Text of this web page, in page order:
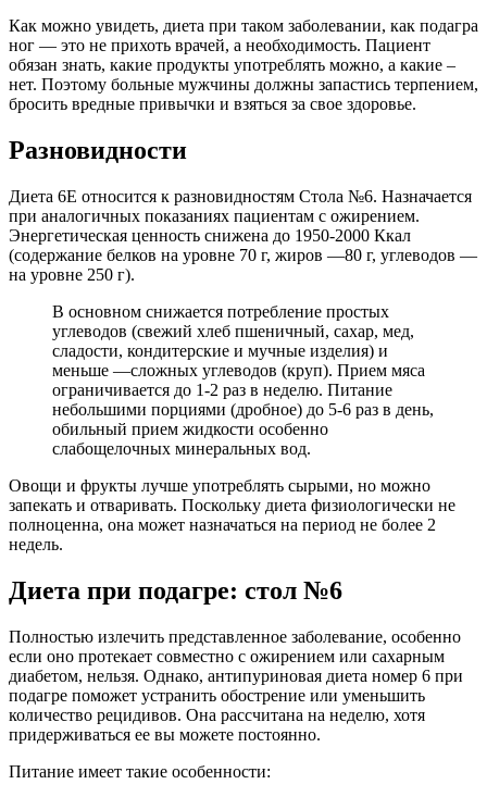
Как можно увидеть, диета при таком заболевании, как подагра
ног — это не прихоть врачей, а необходимость. Пациент
обязан знать, какие продукты употреблять можно, а какие –
нет. Поэтому больные мужчины должны запастись терпением,
бросить вредные привычки и взяться за свое здоровье.
Разновидности
Диета 6Е относится к разновидностям Стола №6. Назначается
при аналогичных показаниях пациентам с ожирением.
Энергетическая ценность снижена до 1950-2000 Ккал
(содержание белков на уровне 70 г, жиров —80 г, углеводов —
на уровне 250 г).
В основном снижается потребление простых
углеводов (свежий хлеб пшеничный, сахар, мед,
сладости, кондитерские и мучные изделия) и
меньше —сложных углеводов (круп). Прием мяса
ограничивается до 1-2 раз в неделю. Питание
небольшими порциями (дробное) до 5-6 раз в день,
обильный прием жидкости особенно
слабощелочных минеральных вод.
Овощи и фрукты лучше употреблять сырыми, но можно
запекать и отваривать. Поскольку диета физиологически не
полноценна, она может назначаться на период не более 2
недель.
Диета при подагре: стол №6
Полностью излечить представленное заболевание, особенно
если оно протекает совместно с ожирением или сахарным
диабетом, нельзя. Однако, антипуриновая диета номер 6 при
подагре поможет устранить обострение или уменьшить
количество рецидивов. Она рассчитана на неделю, хотя
придерживаться ее вы можете постоянно.
Питание имеет такие особенности: